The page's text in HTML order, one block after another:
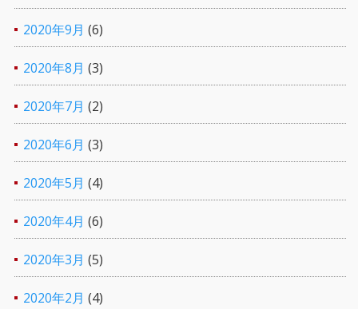
2020年9月 (6)
2020年8月 (3)
2020年7月 (2)
2020年6月 (3)
2020年5月 (4)
2020年4月 (6)
2020年3月 (5)
2020年2月 (4)